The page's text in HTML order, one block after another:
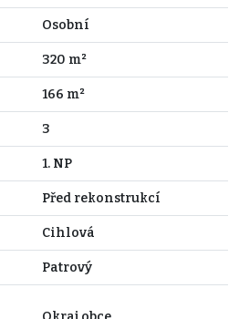
Osobní
320 m²
166 m²
3
1. NP
Před rekonstrukcí
Cihlová
Patrový